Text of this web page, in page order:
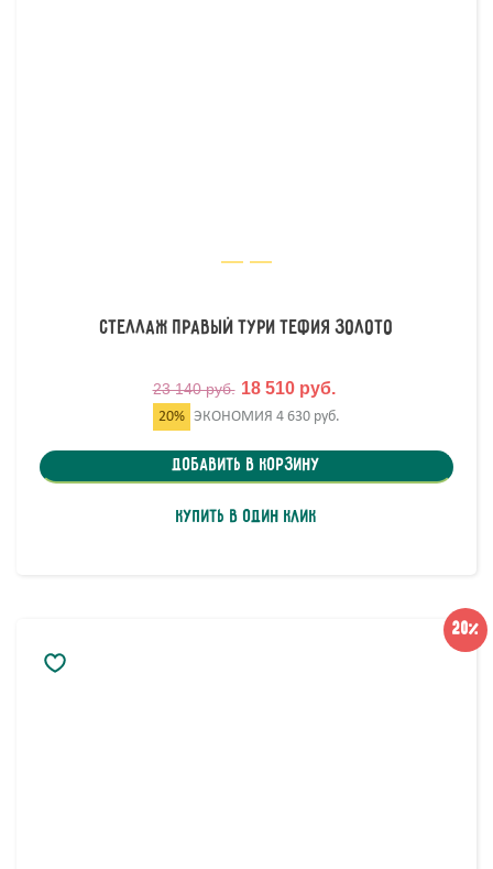
Стеллаж правый Тури Тефия Золото
23 140 руб. 18 510 руб.
20% ЭКОНОМИЯ 4 630 руб.
Добавить в корзину
Купить в один клик
20%